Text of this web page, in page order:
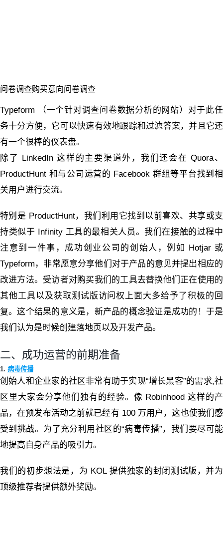
问卷调查购买意向问卷调查
Typeform （一个针对调查问卷数据分析的网站）对于此任
务十分方便，它可以快速有效地跟踪和过滤答案，并且它还
有一个很棒的仪表盘。
除了 LinkedIn 这样的主要渠道外，我们还会在 Quora、
ProductHunt 和与公司运营的 Facebook 群组等平台找到相
关用户进行交流。
特别是 ProductHunt，我们利用它找到以前喜欢、共享或支
持类似于 Infinity 工具的最相关人员。我们在接触的过程中
注意到一件事，成功创业公司的创始人，例如 Hotjar 或
Typeform，非常愿意分享他们对于产品的意见并提出相应的
改进方法。受访者对购买我们的工具去替换他们正在使用的
其他工具以及获取测试版访问权上面大多给予了积极的回
复。这个结果的意义是，新产品的概念验证是成功的！于是
我们认为是时候创建落地页以及开发产品。
二、成功运营的前期准备
1. 病毒传播
创始人和企业家的社区非常有助于实现“增长黑客”的需求,社
区里大家会分享他们独有的经验。像 Robinhood 这样的产
品，在预发布活动之前就已经有 100 万用户，这也使我们感
受到挑战。为了充分利用社区的“病毒传播”，我们要尽可能
地提高自身产品的吸引力。
我们的初步想法是，为 KOL 提供独家的封闭测试版，并为
顶级推荐者提供额外奖励。